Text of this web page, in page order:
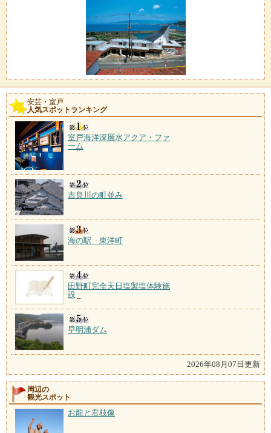
安芸・室戸
人気スポットランキング
室戸海洋深層水アクア・ファ
ーム
吉良川の町並み
海の駅 東洋町
田野町完全天日塩製塩体験施
設
早明浦ダム
2026年08月07日更新
周辺の
観光スポット
お龍と君枝像